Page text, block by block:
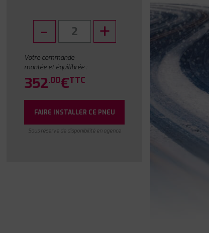
Votre commande
montée et équilibrée :
352.00€TTC
FAIRE INSTALLER CE PNEU
Sous réserve de disponibilité en agence